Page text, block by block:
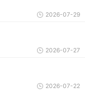
2026-07-29
2026-07-27
2026-07-22